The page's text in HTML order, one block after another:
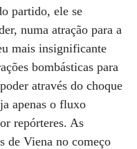
partido, ele se
numa atração para a
mais insignificante
bombásticas para
através do choque
apenas o fluxo
repórteres. As
de Viena no começo